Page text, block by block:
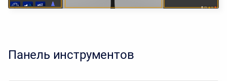
Панель инструментов